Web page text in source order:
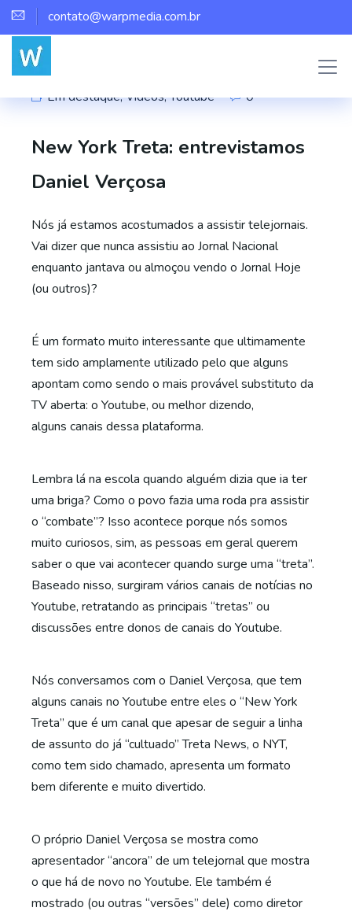
contato@warpmedia.com.br
Em destaque,Videos,Youtube 0
New York Treta: entrevistamos
Daniel Verçosa
Nós já estamos acostumados a assistir telejornais.
Vai dizer que nunca assistiu ao Jornal Nacional
enquanto jantava ou almoçou vendo o Jornal Hoje
(ou outros)?
É um formato muito interessante que ultimamente
tem sido amplamente utilizado pelo que alguns
apontam como sendo o mais provável substituto da
TV aberta: o Youtube, ou melhor dizendo,
alguns canais dessa plataforma.
Lembra lá na escola quando alguém dizia que ia ter
uma briga? Como o povo fazia uma roda pra assistir
o “combate”? Isso acontece porque nós somos
muito curiosos, sim, as pessoas em geral querem
saber o que vai acontecer quando surge uma “treta”.
Baseado nisso, surgiram vários canais de notícias no
Youtube, retratando as principais “tretas” ou
discussões entre donos de canais do Youtube.
Nós conversamos com o Daniel Verçosa, que tem
alguns canais no Youtube entre eles o “New York
Treta” que é um canal que apesar de seguir a linha
de assunto do já “cultuado” Treta News, o NYT,
como tem sido chamado, apresenta um formato
bem diferente e muito divertido.
O próprio Daniel Verçosa se mostra como
apresentador “ancora” de um telejornal que mostra
o que há de novo no Youtube. Ele também é
mostrado (ou outras “versões” dele) como diretor